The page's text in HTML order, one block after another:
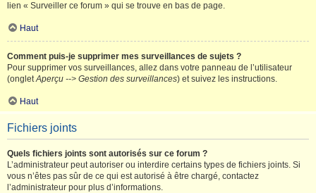
lien « Surveiller ce forum » qui se trouve en bas de page.
Haut
Comment puis-je supprimer mes surveillances de sujets ?
Pour supprimer vos surveillances, allez dans votre panneau de l’utilisateur
(ongletAperçu --> Gestion des surveillances) et suivez les instructions.
Haut
Fichiers joints
Quels fichiers joints sont autorisés sur ce forum ?
L’administrateur peut autoriser ou interdire certains types de fichiers joints. Si
vous n’êtes pas sûr de ce qui est autorisé à être chargé, contactez
l’administrateur pour plus d’informations.